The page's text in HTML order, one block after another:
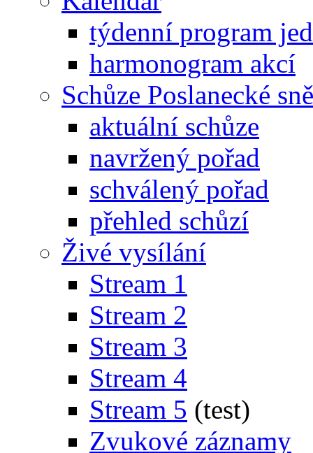
týdenní program
harmonogram akcí
Schůze Poslanecké
aktuální schůze
navržený pořad
schválený pořad
přehled schůzí
Živé vysílání
Stream 1
Stream 2
Stream 3
Stream 4
Stream 5 (test)
Zvukové záznamy